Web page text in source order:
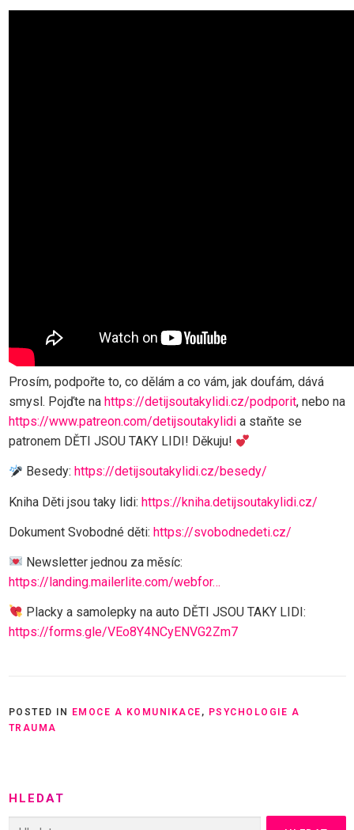
Prosím, podpořte to, co dělám a co vám, jak doufám, dává
smysl. Pojďte na https://detijsoutakylidi.cz/podporit, nebo na
https://www.patreon.com/detijsoutakylidia staňte se
patronem DĚTI JSOU TAKY LIDI! Děkuju!
Besedy: https://detijsoutakylidi.cz/besedy/
Kniha Děti jsou taky lidi: https://kniha.detijsoutakylidi.cz/
Dokument Svobodné děti: https://svobodnedeti.cz/
Newsletter jednou za měsíc:
https://landing.mailerlite.com/webfor…
Placky a samolepky na auto DĚTI JSOU TAKY LIDI:
https://forms.gle/VEo8Y4NCyENVG2Zm7
POSTED IN EMOCE A KOMUNIKACE , PSYCHOLOGIE A
TRAUMA
HLEDAT
Vyhledávání